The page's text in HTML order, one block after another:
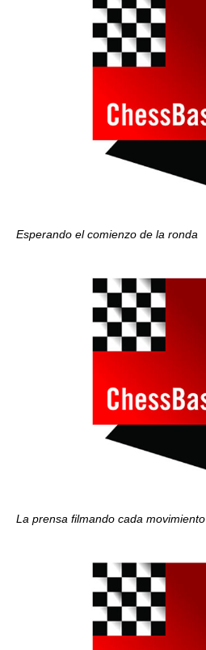
Esperando el comienzo de la ronda
La prensa filmando cada movimiento